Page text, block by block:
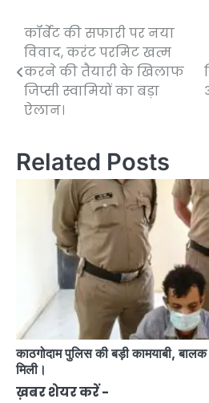
Post
navigation
कॉर्बेट की सफारी पर नया
विवाद, करंट परमिट खत्म
करने की तैयारी के खिलाफ
जिप्सी स्वामियों का बड़ा
ऐलान।
Related Posts
काठगोदाम पुलिस की बड़ी कामयाबी, बालक
मिली।
ख़बर शेयर करें -